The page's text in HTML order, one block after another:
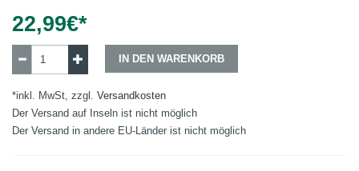
22,99€*
IN DEN WARENKORB
*inkl. MwSt, zzgl. Versandkosten
Der Versand auf Inseln ist nicht möglich
Der Versand in andere EU-Länder ist nicht möglich